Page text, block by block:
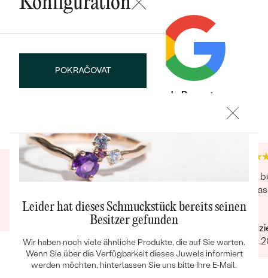
ANSEHEN
POKRAČOVAT
Google Bewertungen
Super hilfsbereit und schnell !
Verifizierter Kunde
07.12.2021
Alles
auf
Opa
Leider hat dieses Schmuckstück bereits seinen
Besitzer gefunden
Wir haben noch viele ähnliche Produkte, die auf Sie warten.
Wenn Sie über die Verfügbarkeit dieses Juwels informiert
werden möchten, hinterlassen Sie uns bitte Ihre E-Mail.